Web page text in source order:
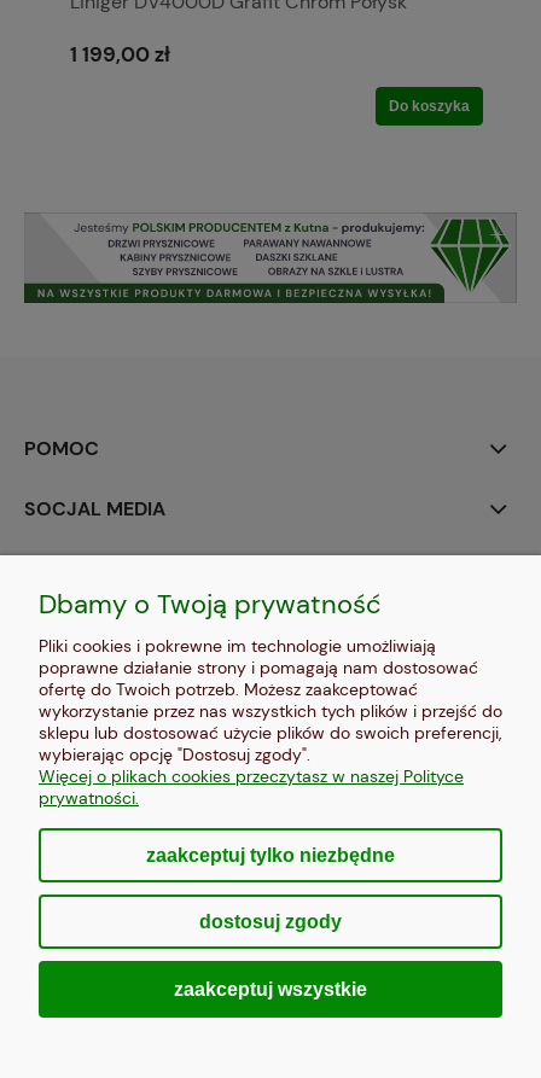
1 199,00 zł
Do koszyka
POMOC
SOCJAL MEDIA
INFORMACJE
O NAS
Sklep internetowy Shoper Premium
Dbamy o Twoją prywatność
Pliki cookies i pokrewne im technologie umożliwiają
poprawne działanie strony i pomagają nam dostosować
ofertę do Twoich potrzeb. Możesz zaakceptować
wykorzystanie przez nas wszystkich tych plików i przejść do
sklepu lub dostosować użycie plików do swoich preferencji,
wybierając opcję "Dostosuj zgody".
Więcej o plikach cookies przeczytasz w naszej Polityce
prywatności.
zaakceptuj tylko niezbędne
dostosuj zgody
zaakceptuj wszystkie